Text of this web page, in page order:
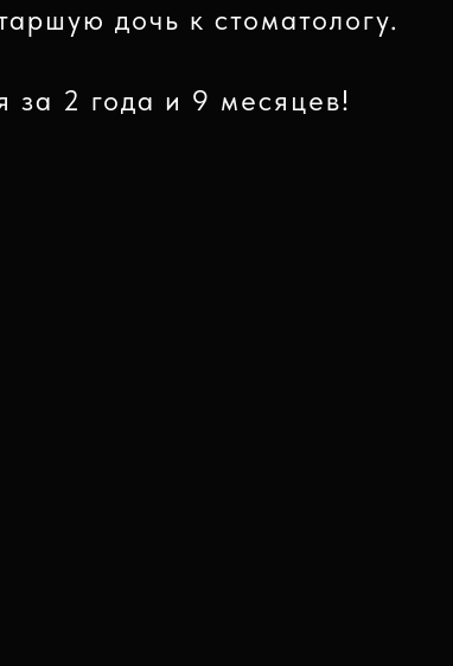
дочь к стоматологу.
за 2 года и 9 месяцев!